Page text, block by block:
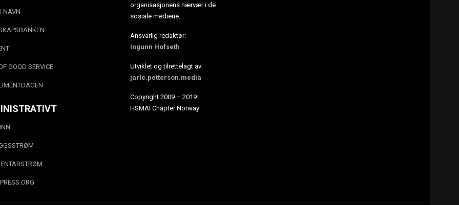
NAVN
GOOD SERVICE
organisasjonens nærvær i de
sosiale mediene.
Ansvarlig redaktør:
Ingunn Hofseth
Utviklet og tilrettelagt av:
jarle.petterson.media
Copyright 2009 – 2019:
HSMAI Chapter Norway